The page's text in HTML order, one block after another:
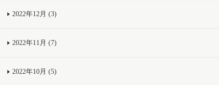
2022年12月 (3)
2022年11月 (7)
2022年10月 (5)